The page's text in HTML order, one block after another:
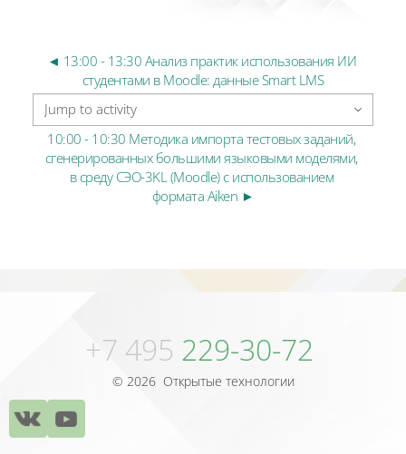
◄ 13:00 - 13:30 Анализ практик использования ИИ
студентами в Moodle: данные Smart LMS
Jump to activity
10:00 - 10:30 Методика импорта тестовых заданий,
сгенерированных большими языковыми моделями,
в среду СЭО-3KL (Moodle) с использованием
формата Aiken ►
+7 495 229-30-72
© 2026 Открытые технологии